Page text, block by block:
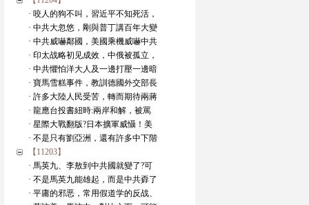
· 咬人的狗不叫，習近平不知死活，
· 中共大忽悠，剛與普丁講百年大變
· 中共威嚇鄰國，美國乘機威嚇中共
· 印太战略初见成效，中俄被孤立，
· 中共懼怕洋大人及一邊打壓一邊暗
· 寶馬雪糕事件，教訓德國外交部長
· 許多大陸人民受苦，轉而期待兩蔣
· 龍應台投書紐時:兩岸和解，被罵
· 星際大戰翻版?日本擴軍威懾！美
· 不是只有劉亞洲，還有許多中下階
【11203】
· 馬英九、李敖到中共國就變了?可
· 不是馬英九能雄起，而是中共孬了
· 平庸的邪恶，常用假道学的反战、